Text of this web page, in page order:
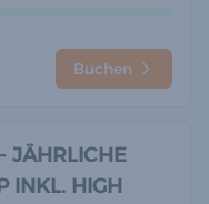
Buchen
JÄHRLICHE
INKL. HIGH